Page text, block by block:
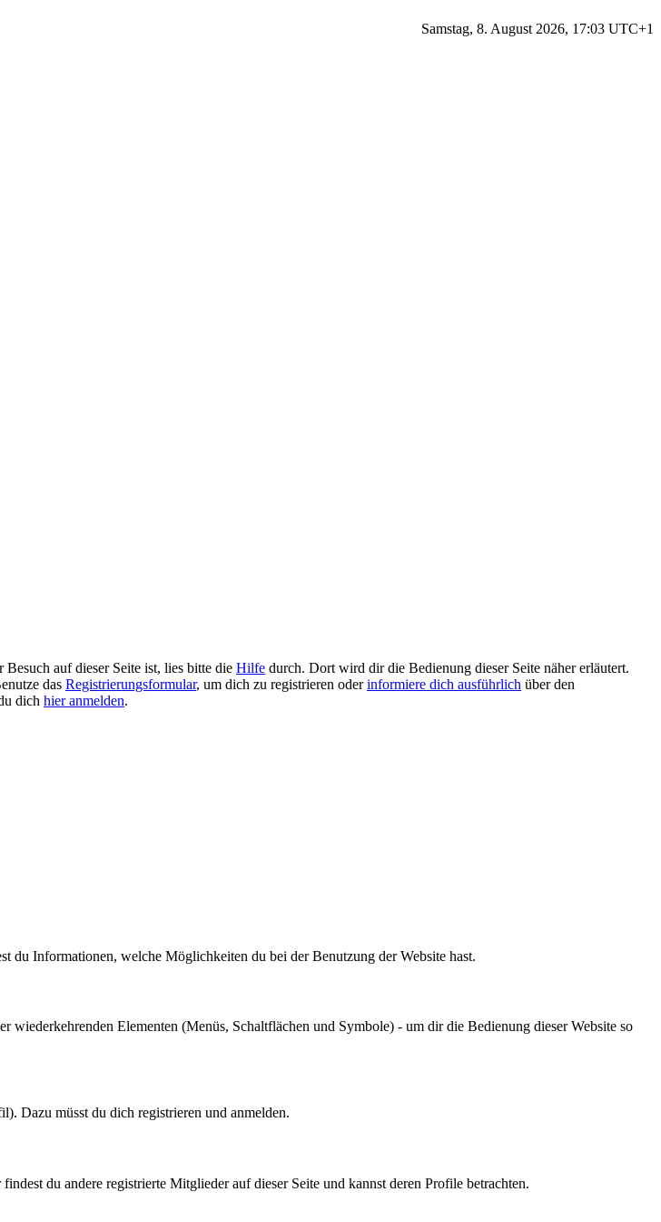
Samstag, 8. August 2026, 17:03 UTC+1
auf dieser Seite ist, lies bitte die Hilfe durch. Dort wird dir die Bedienung dieser Seite näher erläutert.
das Registrierungsformular, um dich zu registrieren oderinformiere dich ausführlich über den
dich hier anmelden.
Informationen, welche Möglichkeiten du bei der Benutzung der Website hast.
Elementen (Menüs, Schaltflächen und Symbole) - um dir die Bedienung dieser Website so
Dazu müsst du dich registrieren und anmelden.
du andere registrierte Mitglieder auf dieser Seite und kannst deren Profile betrachten.